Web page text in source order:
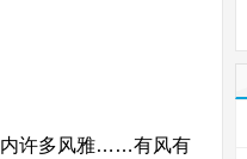
内许多风雅……有风有